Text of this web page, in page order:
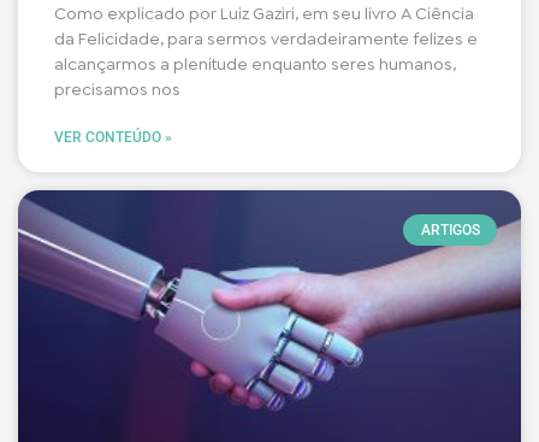
Como explicado por Luiz Gaziri, em seu livro A Ciência
da Felicidade, para sermos verdadeiramente felizes e
alcançarmos a plenitude enquanto seres humanos,
precisamos nos
VER CONTEÚDO »
ARTIGOS